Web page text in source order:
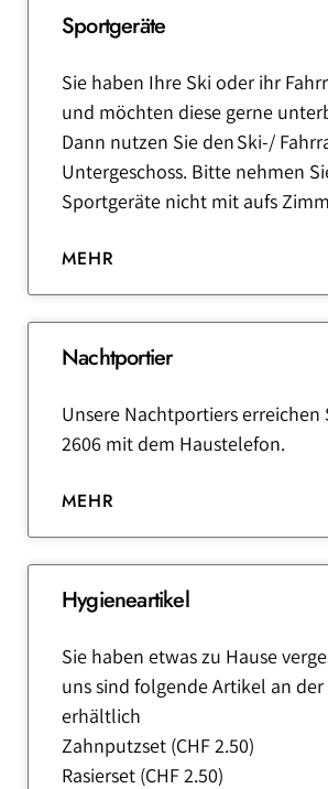
Sportgeräte
Sie haben Ihre Ski oder ihr
und möchten diese gerne
Dann nutzen Sie den Ski-/
Untergeschoss. Bitte nehmen
Sportgeräte nicht mit aufs
MEHR
Nachtportier
Unsere Nachtportiers erreichen
2606 mit dem Haustelefon.
MEHR
Hygieneartikel
Sie haben etwas zu Hause
uns sind folgende Artikel an
erhältlich
Zahnputzset (CHF 2.50)
Rasierset (CHF 2.50)